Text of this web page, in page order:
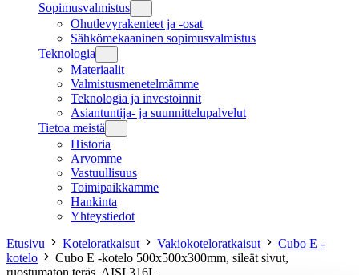
Sopimusvalmistus
Ohutlevyrakenteet ja -osat
Sähkömekaaninen sopimusvalmistus
Teknologia
Materiaalit
Valmistusmenetelmämme
Teknologia ja investoinnit
Asiantuntija- ja suunnittelupalvelut
Tietoa meistä
Historia
Arvomme
Vastuullisuus
Toimipaikkamme
Hankinta
Yhteystiedot
Etusivu
Koteloratkaisut Vakiokoteloratkaisut
Cubo E -
kotelo
Cubo E -kotelo 500x500x300mm, sileät sivut,
ruostumaton teräs, AISI 316L